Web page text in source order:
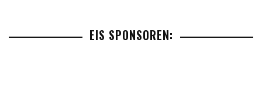
EIS SPONSOREN: